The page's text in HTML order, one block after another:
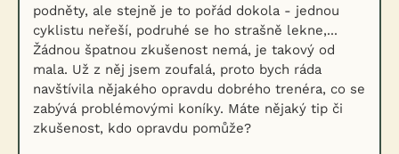
podněty, ale stejně je to pořád dokola - jednou
cyklistu neřeší, podruhé se ho strašně lekne,...
Žádnou špatnou zkušenost nemá, je takový od
mala. Už z něj jsem zoufalá, proto bych ráda
navštívila nějakého opravdu dobrého trenéra, co se
zabývá problémovými koníky. Máte nějaký tip či
zkušenost, kdo opravdu pomůže?